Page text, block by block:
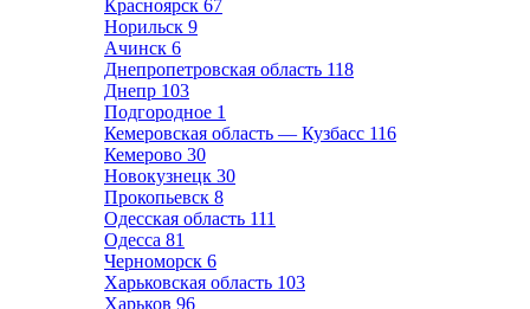
Красноярск 67
Норильск 9
Ачинск 6
Днепропетровская область 118
Днепр 103
Подгородное 1
Кемеровская область — Кузбасс 116
Кемерово 30
Новокузнецк 30
Прокопьевск 8
Одесская область 111
Одесса 81
Черноморск 6
Харьковская область 103
Харьков 96